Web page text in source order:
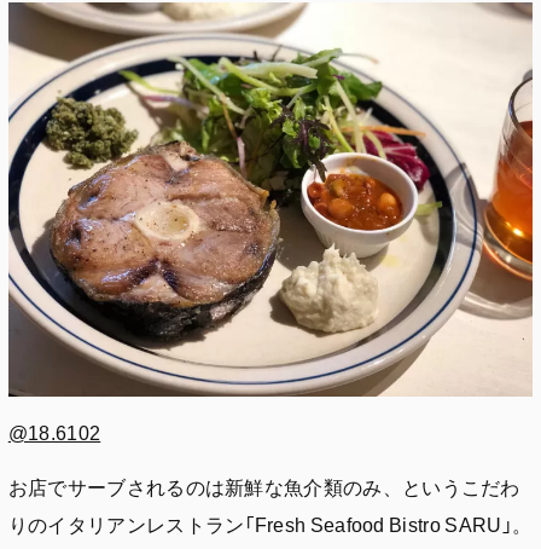
@18.6102
お店でサーブされるのは新鮮な魚介類のみ、というこだわ
りのイタリアンレストラン「Fresh Seafood Bistro SARU」。